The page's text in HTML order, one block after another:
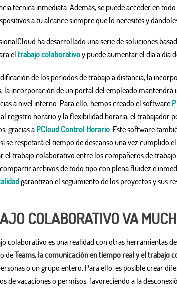
técnica inmediata. Además, se puede acceder en
a tu alcance siempre que lo necesites y
ha desarrollado una serie de soluciones
el trabajo colaborativoy puede aumentar el día a día
de los períodos de trabajo a distancia, la
la incorporación de un portal del empleado
a nivel interno. Para ello, hemos creado el software
registro horario y la flexibilidad horaria, el trabajador
gracias a PCloud Control Horario. Este software
se respetará el tiempo de descanso una vez cumplido
el trabajo colaborativo entre los compañeros de trabajo
archivos de todo tipo con plena fluidez e
garantizan el seguimiento de los proyectos y sus
COLABORATIVO VA
colaborativo es una realidad con otras herramientas
deTeams, la comunicación en tiempo real y el trabajo
o un grupo entero. Para ello, es posible crear
de vacaciones o permisos, favoreciendo a la